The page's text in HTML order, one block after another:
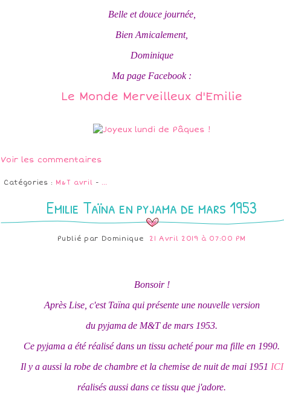
Belle et douce journée,
Bien Amicalement,
Dominique
Ma page Facebook :
Le Monde Merveilleux d'Emilie
Voir les commentaires
Catégories : M&T avril - …
Emilie Taïna en pyjama de mars 1953
Publié par Dominique 21 Avril 2019 à 07:00 PM
Bonsoir !
Après Lise, c'est Taïna qui présente une nouvelle version
du pyjamade M&T de mars 1953.
Ce pyjama a été réalisé dans un tissu acheté pour ma fille en 1990.
Il y a aussi la robe de chambre et la chemise de nuit de mai 1951 ICI
réalisés aussi dans ce tissu que j'adore.